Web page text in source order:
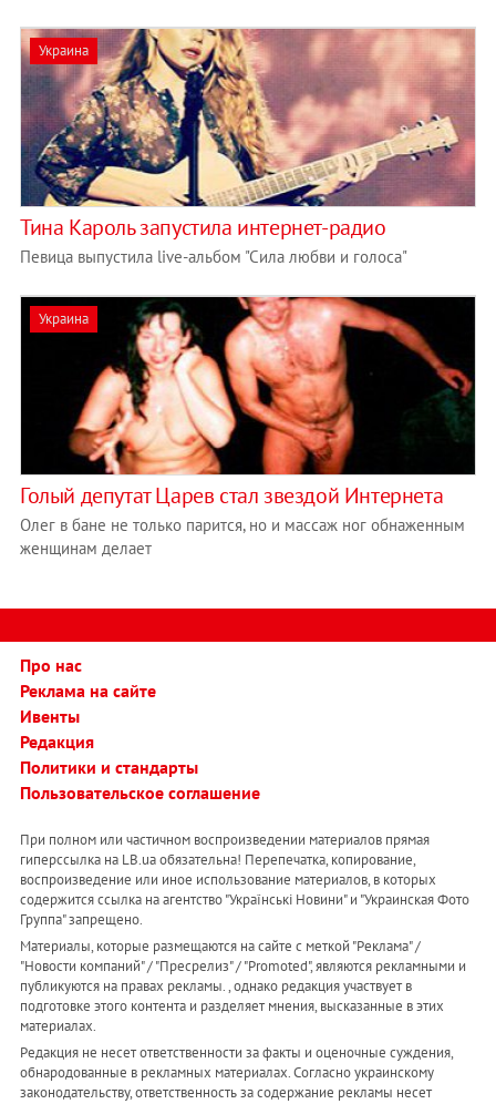
Украина
Тина Кароль запустила интернет-радио
Певица выпустила live-альбом "Сила любви и голоса"
Украина
Голый депутат Царев стал звездой Интернета
Олег в бане не только парится, но и массаж ног обнаженным
женщинам делает
Про нас
Реклама на сайте
Ивенты
Редакция
Политики и стандарты
Пользовательское соглашение
При полном или частичном воспроизведении материалов прямая
гиперссылка на LB.ua обязательна! Перепечатка, копирование,
воспроизведение или иное использование материалов, в которых
содержится ссылка на агентство "Українськi Новини" и "Украинская Фото
Группа" запрещено.
Материалы, которые размещаются на сайте с меткой "Реклама" /
"Новости компаний" / "Пресрелиз" / "Promoted", являются рекламными и
публикуются на правах рекламы. , однако редакция участвует в
подготовке этого контента и разделяет мнения, высказанные в этих
материалах.
Редакция не несет ответственности за факты и оценочные суждения,
обнародованные в рекламных материалах. Согласно украинскому
законодательству, ответственность за содержание рекламы несет